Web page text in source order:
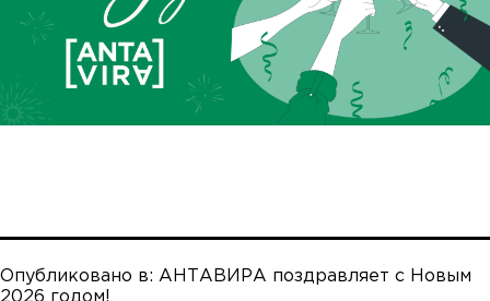
Опубликовано в: АНТАВИРА поздравляет с Новым
2026 годом!